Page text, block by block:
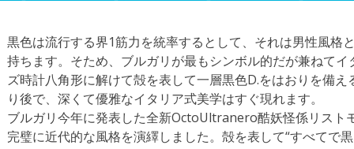
黒色は流行する界1筋力を統率するとして、それは男性風格
持ちます。そため、ブルガリが最もシンボル的だが兼ねて
ズ時計八角形に解けて殻を表して一層黒色D.をはおりを備
り後で、深くて優雅なイタリア式美学はすぐ現れます。
ブルガリ今年に発表した全新OctoUltranero酷妖怪係リスト
完璧に近代的な風格を演繹しました。殻を表して“すべてで